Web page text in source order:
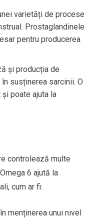
varietăți de procese
Prostaglandinele
pentru producerea
și producția de
susținerea sarcinii. O
poate ajuta la
controlează multe
6 ajută la
cum ar fi:
menținerea unui nivel